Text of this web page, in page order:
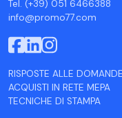
Tel. (+39) 051 6466388
info@promo77.com
RISPOSTE ALLE
ACQUISTI IN RETE MEPA
TECNICHE DI STAMPA